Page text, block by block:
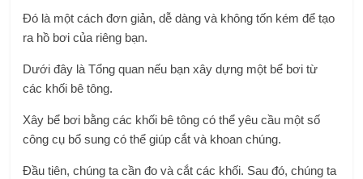
Đó là một cách đơn giản, dễ dàng và không tốn kém để tạo
ra hồ bơi của riêng bạn.
Dưới đây là Tổng quan nếu bạn xây dựng một bể bơi từ
các khối bê tông.
Xây bể bơi bằng các khối bê tông có thể yêu cầu một số
công cụ bổ sung có thể giúp cắt và khoan chúng.
Đầu tiên, chúng ta cần đo và cắt các khối. Sau đó, chúng ta